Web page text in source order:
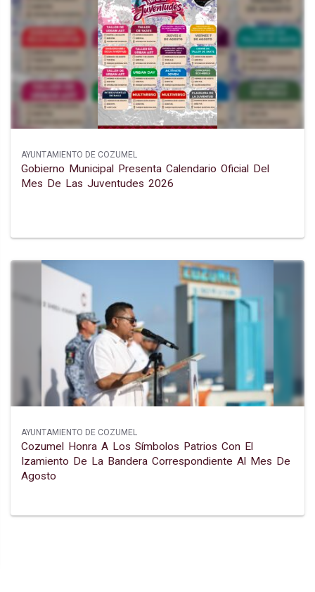
AYUNTAMIENTO DE COZUMEL
Gobierno Municipal Presenta Calendario Oficial Del
Mes De Las Juventudes 2026
AYUNTAMIENTO DE COZUMEL
Cozumel Honra A Los Símbolos Patrios Con El
Izamiento De La Bandera Correspondiente Al Mes De
Agosto